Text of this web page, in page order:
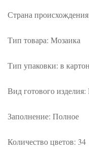
Страна
Тип товара: Мозаика
Тип упаковки: в
Вид готового изделия:
Заполнение: Полное
Количество цветов: 34